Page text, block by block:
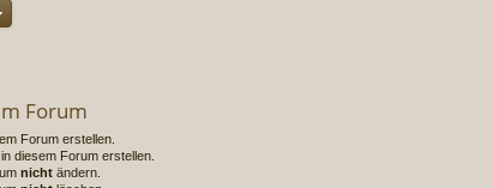
Forum
Forum erstellen.
diesem Forum erstellen.
nicht ändern.